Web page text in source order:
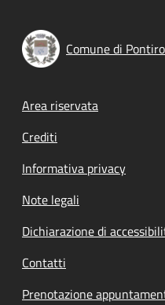
Comune di
Footer menu
Area riservata
Crediti
Informativa privacy
Note legali
Dichiarazione di
Contatti
Prenotazione